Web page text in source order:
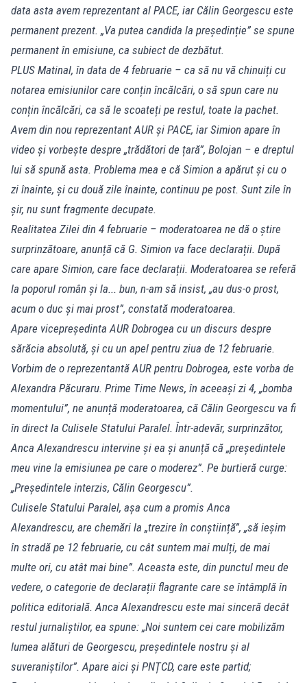
data asta avem reprezentant al PACE, iar Călin Georgescu este
permanent prezent. „Va putea candida la președinție” se spune
permanent în emisiune, ca subiect de dezbătut.
PLUS Matinal, în data de 4 februarie – ca să nu vă chinuiți cu
notarea emisiunilor care conțin încălcări, o să spun care nu
conțin încălcări, ca să le scoateți pe restul, toate la pachet.
Avem din nou reprezentant AUR și PACE, iar Simion apare în
video și vorbește despre „trădători de țară”, Bolojan – e dreptul
lui să spună asta. Problema mea e că Simion a apărut și cu o
zi înainte, și cu două zile înainte, continuu pe post. Sunt zile în
șir, nu sunt fragmente decupate.
Realitatea Zilei din 4 februarie – moderatoarea ne dă o știre
surprinzătoare, anunță că G. Simion va face declarații. După
care apare Simion, care face declarații. Moderatoarea se referă
la poporul român și la... bun, n-am să insist, „au dus-o prost,
acum o duc și mai prost”, constată moderatoarea.
Apare vicepreședinta AUR Dobrogea cu un discurs despre
sărăcia absolută, și cu un apel pentru ziua de 12 februarie.
Vorbim de o reprezentantă AUR pentru Dobrogea, este vorba de
Alexandra Păcuraru. Prime Time News, în aceeași zi 4, „bomba
momentului”, ne anunță moderatoarea, că Călin Georgescu va fi
în direct la Culisele Statului Paralel. Într-adevăr, surprinzător,
Anca Alexandrescu intervine și ea și anunță că „președintele
meu vine la emisiunea pe care o moderez”. Pe burtieră curge:
„Președintele interzis, Călin Georgescu”.
Culisele Statului Paralel, așa cum a promis Anca
Alexandrescu, are chemări la „trezire în conștiință”, „să ieșim
în stradă pe 12 februarie, cu cât suntem mai mulți, de mai
multe ori, cu atât mai bine”. Aceasta este, din punctul meu de
vedere, o categorie de declarații flagrante care se întâmplă în
politica editorială. Anca Alexandrescu este mai sinceră decât
restul jurnaliștilor, ea spune: „Noi suntem cei care mobilizăm
lumea alături de Georgescu, președintele nostru și al
suveraniștilor”. Apare aici și PNȚCD, care este partid;